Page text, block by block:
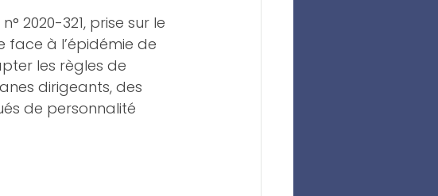
2020-321, prise sur le
face à l’épidémie de
les règles de
dirigeants, des
de personnalité